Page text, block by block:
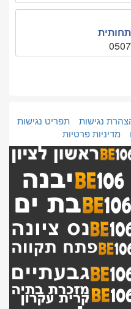
נגישות
תפריט נגישות
מדיניות פרטיות